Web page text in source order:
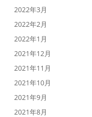
2022年3月
2022年2月
2022年1月
2021年12月
2021年11月
2021年10月
2021年9月
2021年8月